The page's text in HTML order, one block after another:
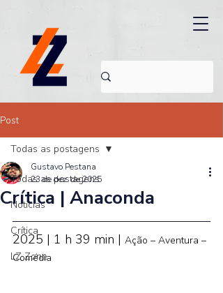
Post
Todas as postagens
Noticias
Crítica
LZ Zone
Todas as postagens
Crítica | Anaconda
Gustavo Pestana
23 de dez. de 2025
2025 | 1 h 39 min | Ação – Aventura –
Comédia